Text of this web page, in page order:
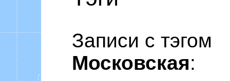
15.07.2014
Уоммака
Записи с тэгом
Московская: